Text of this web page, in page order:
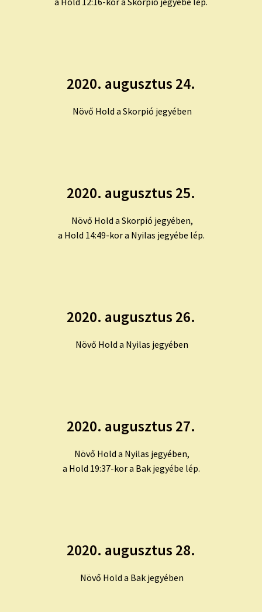
2020. augusztus 24.
Növő Hold a Skorpió jegyében
2020. augusztus 25.
Növő Hold a Skorpió jegyében,
a Hold 14:49-kor a Nyilas jegyébe lép.
2020. augusztus 26.
Növő Hold a Nyilas jegyében
2020. augusztus 27.
Növő Hold a Nyilas jegyében,
a Hold 19:37-kor a Bak jegyébe lép.
2020. augusztus 28.
Növő Hold a Bak jegyében